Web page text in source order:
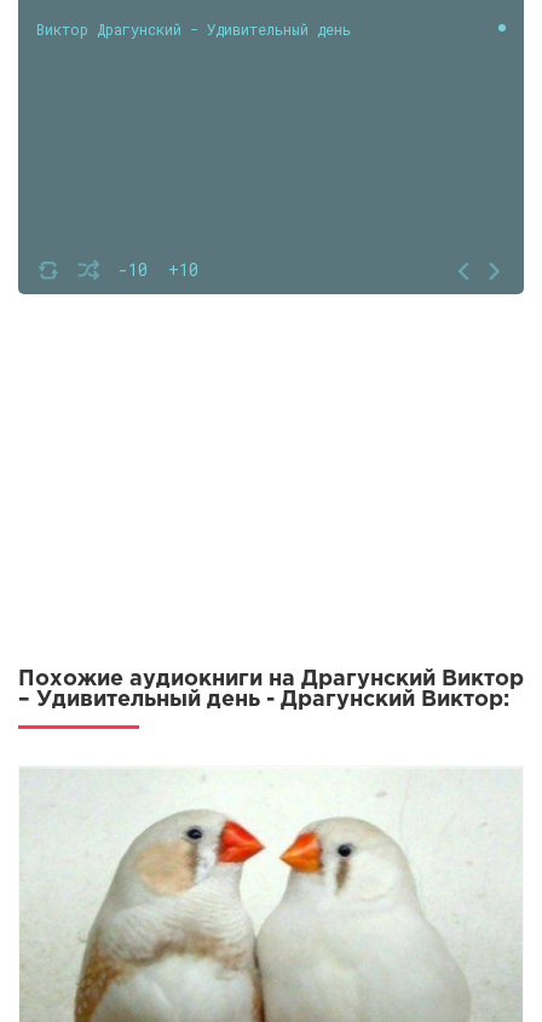
-10 +10
Виктор Драгунский - Удивительный день
Похожие аудиокниги на Драгунский Виктор
– Удивительный день - Драгунский Виктор: